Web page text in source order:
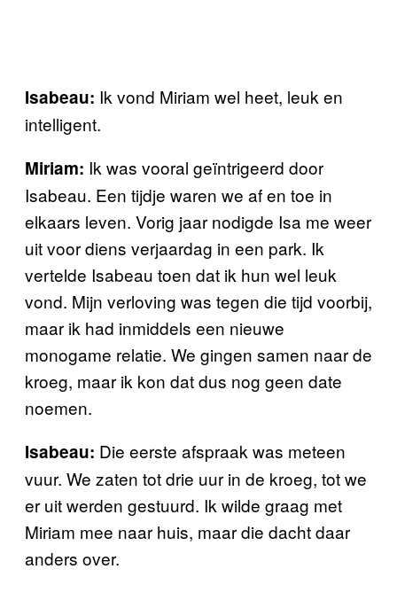
Isabeau: Ik vond Miriam wel heet, leuk en
intelligent.
Miriam: Ik was vooral geïntrigeerd door
Isabeau. Een tijdje waren we af en toe in
elkaars leven. Vorig jaar nodigde Isa me weer
uit voor diens verjaardag in een park. Ik
vertelde Isabeau toen dat ik hun wel leuk
vond. Mijn verloving was tegen die tijd voorbij,
maar ik had inmiddels een nieuwe
monogame relatie. We gingen samen naar de
kroeg, maar ik kon dat dus nog geen date
noemen.
Isabeau: Die eerste afspraak was meteen
vuur. We zaten tot drie uur in de kroeg, tot we
er uit werden gestuurd. Ik wilde graag met
Miriam mee naar huis, maar die dacht daar
anders over.